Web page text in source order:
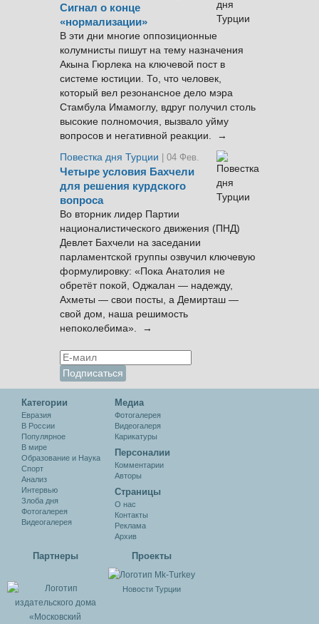
Сигнал о конце
«нормализации»
В эти дни многие оппозиционные
колумнисты пишут на тему назначения
Акына Гюрлека на ключевой пост в
системе юстиции. То, что человек,
который вел резонансное дело мэра
Стамбула Имамоглу, вдруг получил столь
высокие полномочия, вызвало уйму
вопросов и негативной реакции. →
Повестка дня Турции
| 04 Фев.
Четыре условия Бахчели
для решения курдского
вопроса
Во вторник лидер Партии
националистического движения (ПНД)
Девлет Бахчели на заседании
парламентской группы озвучил ключевую
формулировку: «Пока Анатолия не
обретёт покой, Оджалан — надежду,
Ахметы — свои посты, а Демирташ —
свой дом, наша решимость
непоколебима». →
Категории
Евразия
В России
Популярное
В мире
Образование и Наука
Спорт
Анализ
Интервью
Злоба дня
Фотогалерея
Видеогалерея
Медиа
Фотогалерея
Видеогалеря
Карикатуры
Персоналии
Комментарии
Авторы
Cтраницы
О нас
Контакты
Реклама
Архив
Партнеры Проекты
Новости Турции